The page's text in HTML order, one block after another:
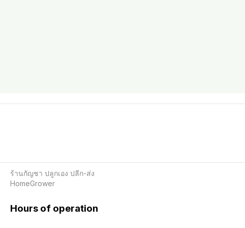
ร้านกัญชา ปลูกเอง ปลีก-ส่ง
HomeGrower
Hours of operation